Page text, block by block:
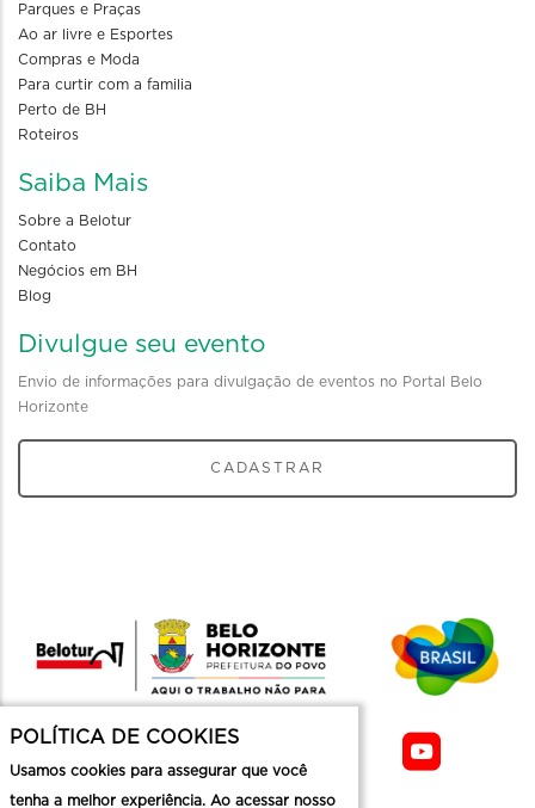
Parques e Praças
Ao ar livre e Esportes
Compras e Moda
Para curtir com a familia
Perto de BH
Roteiros
Saiba Mais
Sobre a Belotur
Contato
Negócios em BH
Blog
Divulgue seu evento
Envio de informações para divulgação de eventos no Portal Belo
Horizonte
CADASTRAR
POLÍTICA DE COOKIES
Usamos cookies para assegurar que você
tenha a melhor experiência. Ao acessar nosso